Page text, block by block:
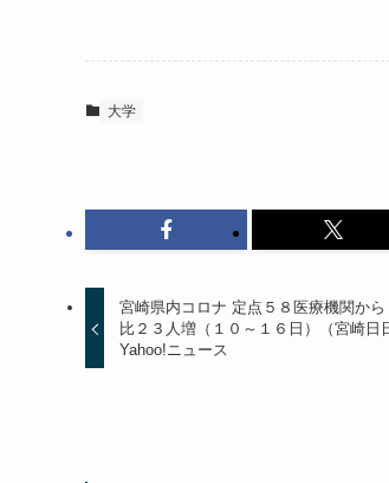
大学
宮崎県内コロナ 定点５８医療機関か
比２３人増（１０～１６日）（宮崎日
Yahoo!ニュース